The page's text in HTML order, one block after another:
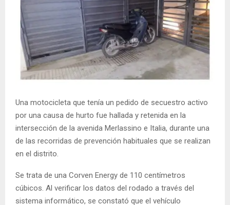
Una motocicleta que tenía un pedido de secuestro activo
por una causa de hurto fue hallada y retenida en la
intersección de la avenida Merlassino e Italia, durante una
de las recorridas de prevención habituales que se realizan
en el distrito.
Se trata de una Corven Energy de 110 centímetros
cúbicos. Al verificar los datos del rodado a través del
sistema informático, se constató que el vehículo